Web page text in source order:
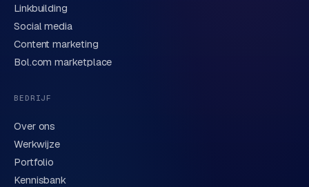
Verstuur aanvraag
We behandelen je gegevens zorgvuldig conform onze
privacyverklaring
Linkbuilding
Social media
Content marketing
Bol.com marketplace
BEDRIJF
Over ons
Werkwijze
Portfolio
Kennisbank